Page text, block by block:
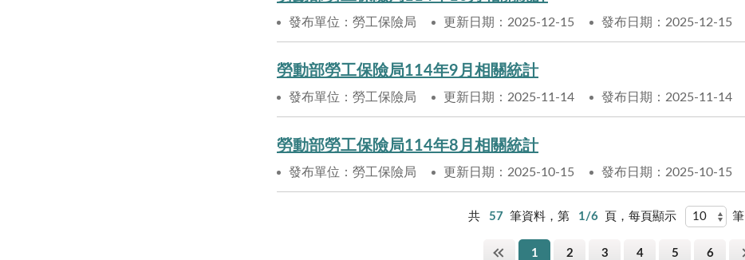
發布單位：勞工保險局 更新日期：2025-12-15 發布日期：2025-12-15
勞動部勞工保險局114年9月相關統計
發布單位：勞工保險局 更新日期：2025-11-14 發布日期：2025-11-14
勞動部勞工保險局114年8月相關統計
發布單位：勞工保險局 更新日期：2025-10-15 發布日期：2025-10-15
共 57 筆資料，第 1/6 頁，每頁顯示 筆
1 2 3 4 5 6